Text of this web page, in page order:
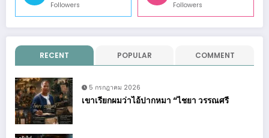
Followers Followers
RECENT POPULAR COMMENT
5 กรกฎาคม 2026
เขาเรียกผมว่าไอ้ปากหมา “ไชยา วรรณศรี